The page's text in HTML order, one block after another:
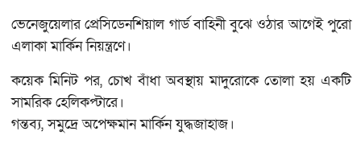
ভেনেজুয়েলার প্রেসিডেনশিয়াল গার্ড বাহিনী বুঝে ওঠার আগেই পুরো
এলাকা মার্কিন নিয়ন্ত্রণে।
কয়েক মিনিট পর, চোখ বাঁধা অবস্থায় মাদুরোকে তোলা হয় একটি
সামরিক হেলিকপ্টারে।
গন্তব্য, সমুদ্রে অপেক্ষমান মার্কিন যুদ্ধজাহাজ।